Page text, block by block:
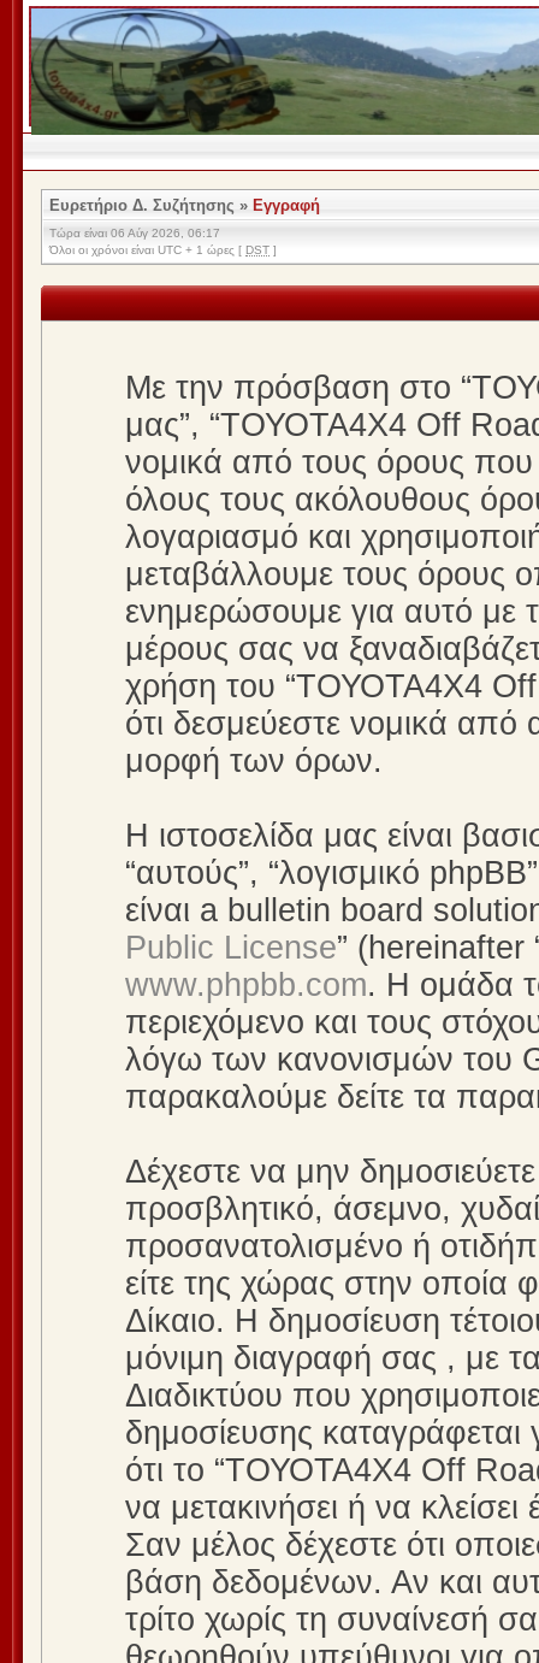
Ευρετήριο Δ. Συζήτησης » Εγγραφή
Τώρα είναι 06 Αύγ 2026, 06:17
Όλοι οι χρόνοι είναι UTC + 1 ώρες [ DST ]
Με την πρόσβαση στο
μας”, “ΤΟΥΟΤΑ4Χ4 Off
νομικά από τους όρους που
όλους τους ακόλουθους
λογαριασμό και
μεταβάλλουμε τους όρους
ενημερώσουμε για αυτό
μέρους σας να
χρήση του “ΤΟΥΟΤΑ4Χ4 Off
ότι δεσμεύεστε νομικά
μορφή των όρων.
Η ιστοσελίδα μας είναι
“αυτούς”, “λογισμικό
είναι a bulletin board
Public License” (hereinafter
www.phpbb.com. Η ομάδα
περιεχόμενο και τους
λόγω των κανονισμών του
παρακαλούμε δείτε τα
Δέχεστε να μην
προσβλητικό, άσεμνο,
προσανατολισμένο ή
είτε της χώρας στην οποία
Δίκαιο. Η δημοσίευση
μόνιμη διαγραφή σας , με
Διαδικτύου που
δημοσίευσης
ότι το “ΤΟΥΟΤΑ4Χ4 Off
να μετακινήσει ή να
Σαν μέλος δέχεστε ότι
βάση δεδομένων. Αν και
τρίτο χωρίς τη συναίνεσή